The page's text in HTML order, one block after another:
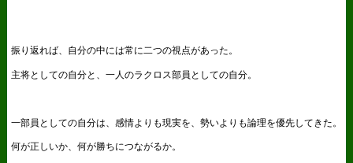
振り返れば、自分の中には常に二つの視点があった。
主将としての自分と、一人のラクロス部員としての自分。
一部員としての自分は、感情よりも現実を、勢いよりも論理を優先してきた。
何が正しいか、何が勝ちにつながるか。